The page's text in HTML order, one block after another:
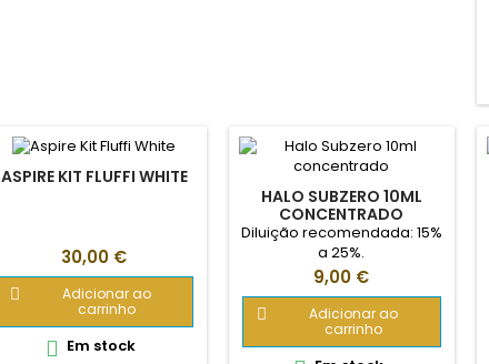
ASPIRE KIT FLUFFI WHITE
Preço
30,00 €

Adicionar ao
carrinho
 Em stock
HALO SUBZERO 10ML
CONCENTRADO
Diluição recomendada: 15%
a 25%.
Preço
9,00 €

Adicionar ao
carrinho